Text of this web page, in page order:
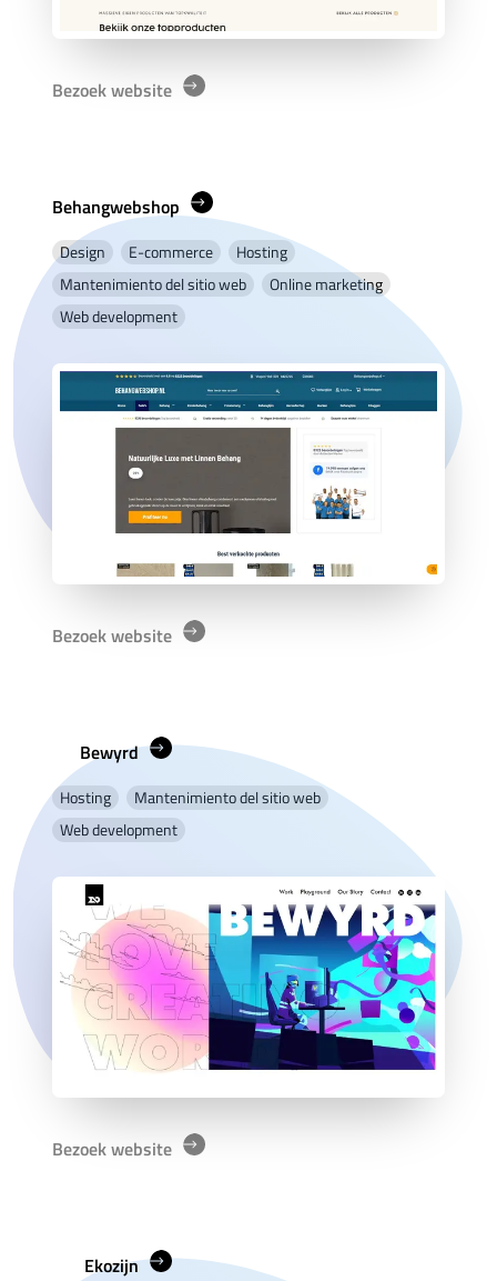
Bezoek website
Behangwebshop
Design E-commerce
Hosting
Mantenimiento del sitio web
Online marketing
Web development
Bezoek website
Bewyrd
Hosting
Mantenimiento del sitio web
Web development
Bezoek website
Ekozijn